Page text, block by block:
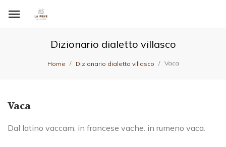
Dizionario dialetto villasco
Home Dizionario dialetto villasco Vaca
Vaca
Dal latino vaccam. in francese vache. in rumeno vaca.